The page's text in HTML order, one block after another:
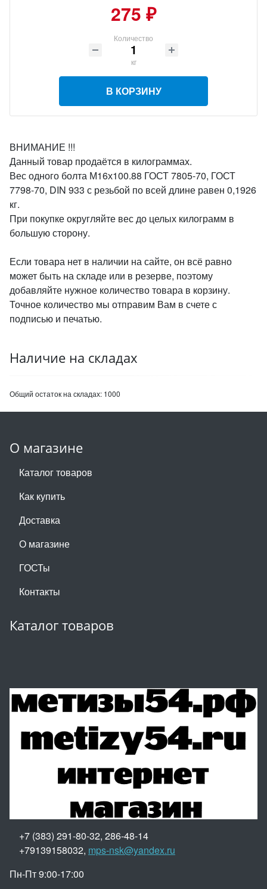
275 ₽
Количество
кг
В КОРЗИНУ
ВНИМАНИЕ !!!
Данный товар продаётся в килограммах.
Вес одного болта М16х100.88 ГОСТ 7805-70, ГОСТ
7798-70, DIN 933 с резьбой по всей длине равен 0,1926
кг.
При покупке округляйте вес до целых килограмм в
большую сторону.
Если товара нет в наличии на сайте, он всё равно
может быть на складе или в резерве, поэтому
добавляйте нужное количество товара в корзину.
Точное количество мы отправим Вам в счете с
подписью и печатью.
Наличие на складах
Общий остаток на складах: 1000
О магазине
Каталог товаров
Как купить
Доставка
О магазине
ГОСТы
Контакты
Каталог товаров
+7 (383) 291-80-32, 286-48-14
+79139158032, mps-nsk@yandex.ru
Пн-Пт 9:00-17:00